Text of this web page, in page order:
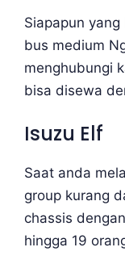
Siapapun
bus medium
menghubungi
bisa disewa
Isuzu Elf
Saat anda
group kurang
chassis
hingga 19